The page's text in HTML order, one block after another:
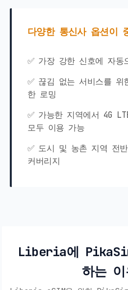
다양한 통신사 옵션이
✅ 가장 강한 신호에 자동
✅ 끊김 없는 서비스를 위
한 로밍
✅ 가능한 지역에서 4G
모두 이용 가능
✅ 도시 및 농촌 지역 전
커버리지
Liberia에
하는 이